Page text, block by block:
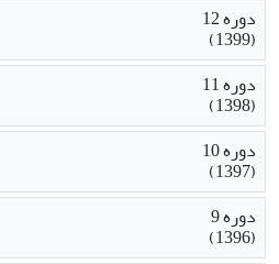
دوره 12
(1399)
دوره 11
(1398)
دوره 10
(1397)
دوره 9
(1396)